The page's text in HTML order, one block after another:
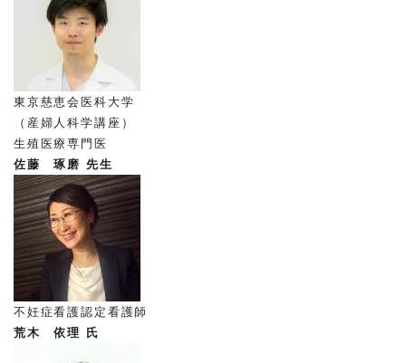
東京慈恵会医科大学
（産婦人科学講座）
生殖医療専門医
佐藤 琢磨 先生
不妊症看護認定看護師
荒木 依理 氏